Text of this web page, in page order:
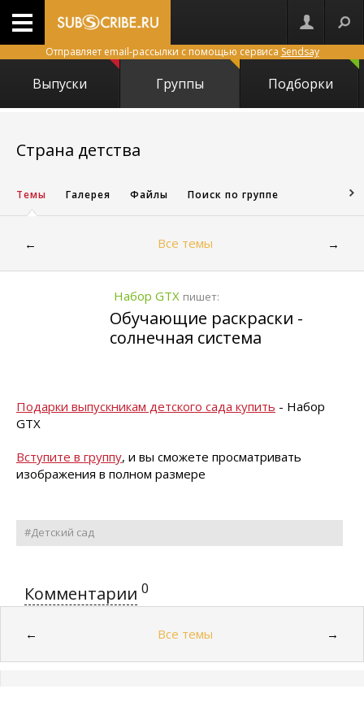
Отправляет email-рассылки с помощью сервиса Sendsay
Выпуски Группы Подборки
Страна детства
Темы Галерея Файлы Поиск по группе
← Все темы →
Набор GTX пишет:
Обучающие раскраски -
солнечная система
Подарки выпускникам детского сада купить - Набор
GTX
Вступите в группу, и вы сможете просматривать
изображения в полном размере
#Детский сад
Комментарии 0
← Все темы →